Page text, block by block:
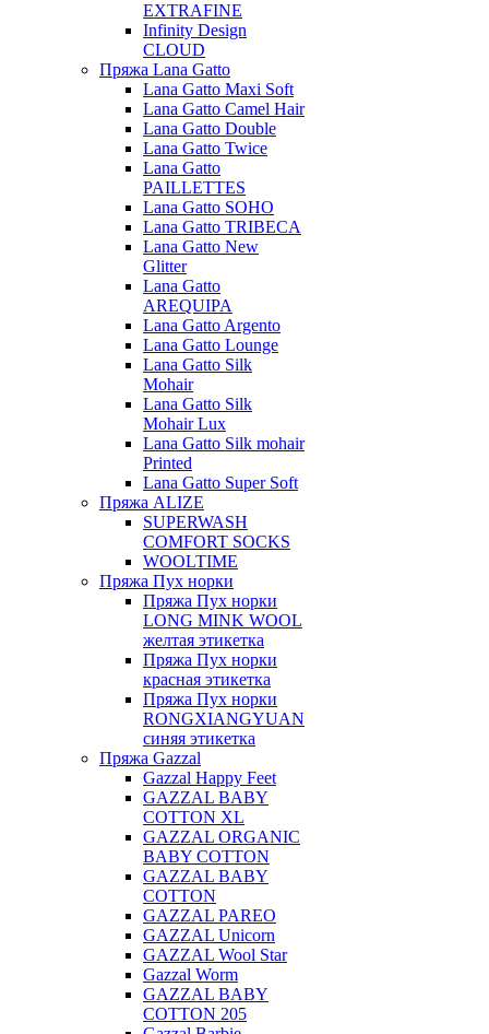
EXTRAFINE
Infinity Design
CLOUD
Пряжа Lana Gatto
Lana Gatto Maxi Soft
Lana Gatto Camel Hair
Lana Gatto Double
Lana Gatto Twice
Lana Gatto
PAILLETTES
Lana Gatto SOHO
Lana Gatto TRIBECA
Lana Gatto New
Glitter
Lana Gatto
AREQUIPA
Lana Gatto Argento
Lana Gatto Lounge
Lana Gatto Silk
Mohair
Lana Gatto Silk
Mohair Lux
Lana Gatto Silk mohair
Printed
Lana Gatto Super Soft
Пряжа ALIZE
SUPERWASH
COMFORT SOCKS
WOOLTIME
Пряжа Пух норки
Пряжа Пух норки
LONG MINK WOOL
желтая этикетка
Пряжа Пух норки
красная этикетка
Пряжа Пух норки
RONGXIANGYUAN
синяя этикетка
Пряжа Gazzal
Gazzal Happy Feet
GAZZAL BABY
COTTON XL
GAZZAL ORGANIC
BABY COTTON
GAZZAL BABY
COTTON
GAZZAL PAREO
GAZZAL Unicorn
GAZZAL Wool Star
Gazzal Worm
GAZZAL BABY
COTTON 205